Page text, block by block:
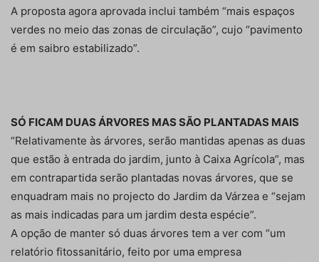
A proposta agora aprovada inclui também “mais espaços
verdes no meio das zonas de circulação”, cujo “pavimento
é em saibro estabilizado”.
SÓ FICAM DUAS ÁRVORES MAS SÃO PLANTADAS MAIS
“Relativamente às árvores, serão mantidas apenas as duas
que estão à entrada do jardim, junto à Caixa Agrícola”, mas
em contrapartida serão plantadas novas árvores, que se
enquadram mais no projecto do Jardim da Várzea e “sejam
as mais indicadas para um jardim desta espécie”.
A opção de manter só duas árvores tem a ver com “um
relatório fitossanitário, feito por uma empresa